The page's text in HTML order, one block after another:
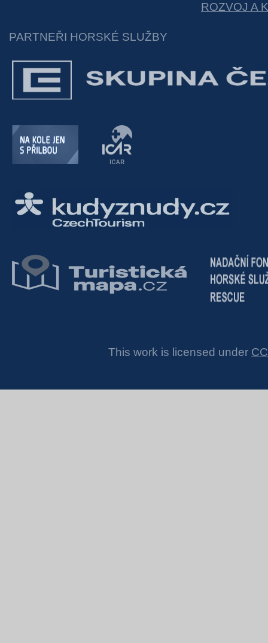
ROZVOJ A
PARTNEŘI HORSKÉ SLUŽBY
This work is licensed under